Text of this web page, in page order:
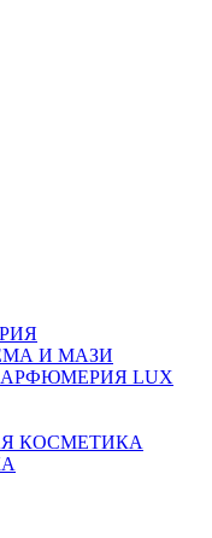
И МАЗИ
LUX
КОСМЕТИКА